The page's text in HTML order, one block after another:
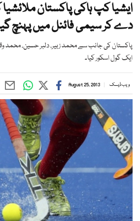
دے کر سیمی فائنل میں پہنچ
پاکستان کی جانب سے محمد زبیر، دلبر حسین، محمد
ایک گول اسکور کیا۔
ویب ڈیسک August 25, 2013